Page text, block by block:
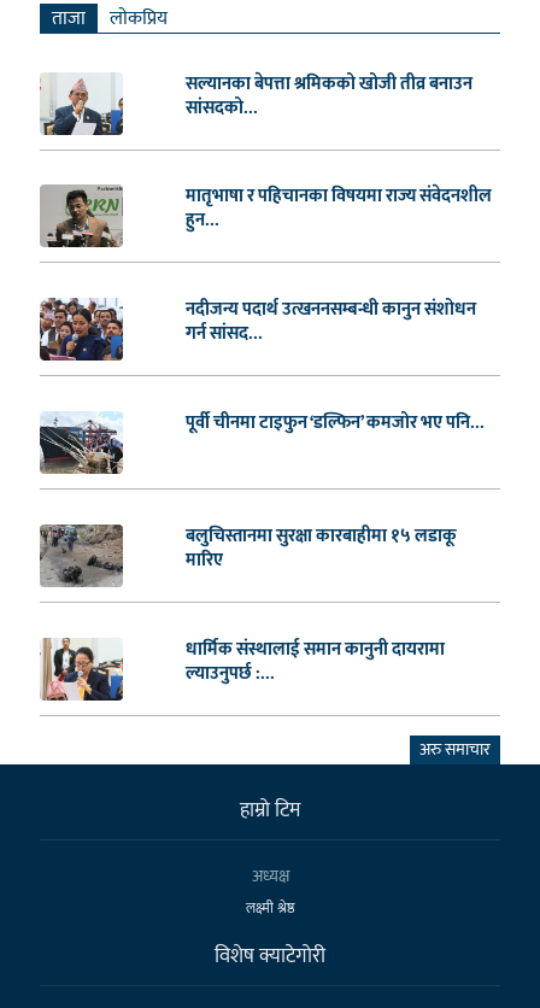
ताजा लाेकप्रिय
सल्यानका बेपत्ता श्रमिकको खोजी तीव्र बनाउन
सांसदको...
मातृभाषा र पहिचानका विषयमा राज्य संवेदनशील
हुन...
नदीजन्य पदार्थ उत्खननसम्बन्धी कानुन संशोधन
गर्न सांसद...
पूर्वी चीनमा टाइफुन ‘डल्फिन’ कमजोर भए पनि...
बलुचिस्तानमा सुरक्षा कारबाहीमा १५ लडाकू
मारिए
धार्मिक संस्थालाई समान कानुनी दायरामा
ल्याउनुपर्छ :...
अरु समाचार
हाम्राे टिम
अध्यक्ष
लक्ष्मी श्रेष्ठ
विशेष क्याटेगाेरी